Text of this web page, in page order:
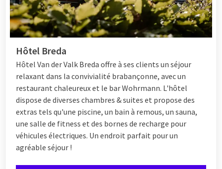
Hôtel Breda
Hôtel Van der Valk Breda offre à ses clients un séjour
relaxant dans la convivialité brabançonne, avec un
restaurant chaleureux et le bar Wohrmann. L'hôtel
dispose de diverses chambres & suites et propose des
extras tels qu'une piscine, un bain à remous, un sauna,
une salle de fitness et des bornes de recharge pour
véhicules électriques. Un endroit parfait pour un
agréable séjour !